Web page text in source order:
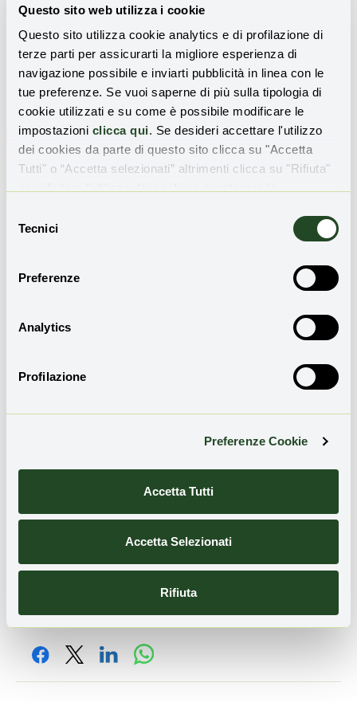
Questo sito web utilizza i cookie
Questo sito utilizza cookie analytics e di profilazione di
terze parti per assicurarti la migliore esperienza di
navigazione possibile e inviarti pubblicità in linea con le
tue preferenze. Se vuoi saperne di più sulla tipologia di
cookie utilizzati e su come è possibile modificare le
impostazioni clicca qui. Se desideri accettare l'utilizzo
dei cookies da parte di questo sito clicca su "Accetta
Tutti" o “Accetta selezionati” altrimenti clicca su "Rifiuta"
delTecnici
Preferenze
Analytics
Profilazione
Preferenze Cookie
Accetta Tutti
Accetta Selezionati
Rifiuta
programmi di investimento in diversi ambiti ambientali.
Una boccata d’ossigeno, si spera, per accompagnare la
decarbonizzazionedel nostro Made in Italy, lungo un
percorso ormai ineluttabile.
Iscriviti alla nostra newsletter
rigenerazione territoriale:
Email
Ho preso visione dell'informativa sulla privacye
Condividi l'articolo